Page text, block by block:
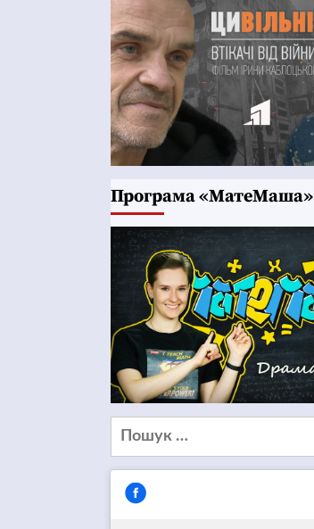
Програма «МатеМаша»
Пошук: